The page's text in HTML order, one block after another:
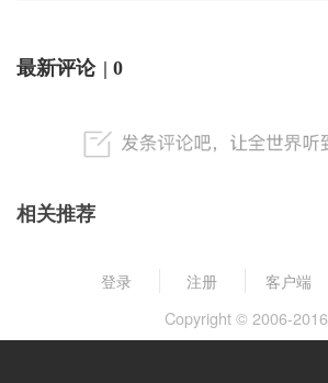
最新评论 | 0
相关推荐
登录 注册 客户端
Copyright © 2006-2016